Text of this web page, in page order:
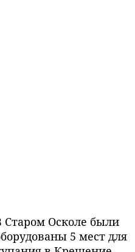
Старом Осколе были
5 мест для